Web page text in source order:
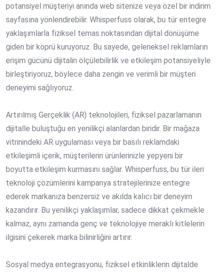
potansiyel müşteriyi anında web sitenize veya özel bir indirim
sayfasına yönlendirebilir. Whisperfuss olarak, bu tür entegre
yaklaşımlarla fiziksel temas noktasından dijital dönüşüme
giden bir köprü kuruyoruz. Bu sayede, geleneksel reklamların
erişim gücünü dijitalin ölçülebilirlik ve etkileşim potansiyeliyle
birleştiriyoruz, böylece daha zengin ve verimli bir müşteri
deneyimi sağlıyoruz.
Artırılmış Gerçeklik (AR) teknolojileri, fiziksel pazarlamanın
dijitalle buluştuğu en yenilikçi alanlardan biridir. Bir mağaza
vitrinindeki AR uygulaması veya bir basılı reklamdaki
etkileşimli içerik, müşterilerin ürünlerinizle yepyeni bir
boyutta etkileşim kurmasını sağlar. Whisperfuss, bu tür ileri
teknoloji çözümlerini kampanya stratejilerinize entegre
ederek markanıza benzersiz ve akılda kalıcı bir deneyim
kazandırır. Bu yenilikçi yaklaşımlar, sadece dikkat çekmekle
kalmaz, aynı zamanda genç ve teknolojiye meraklı kitlelerin
ilgisini çekerek marka bilinirliğini artırır.
Sosyal medya entegrasyonu, fiziksel etkinliklerin dijitalde